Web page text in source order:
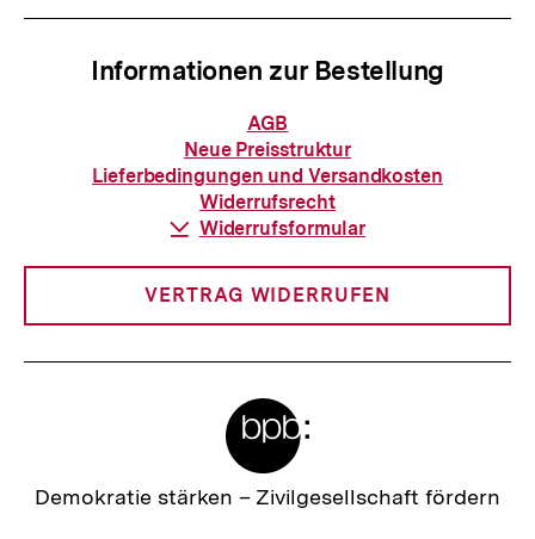
Informationen zur Bestellung
Informationen
zur
Bestellung
AGB
Neue Preisstruktur
Lieferbedingungen und Versandkosten
Widerrufsrecht
Download-
Widerrufsformular
VERTRAG WIDERRUFEN
Zur
Demokratie stärken – Zivilgesellschaft fördern